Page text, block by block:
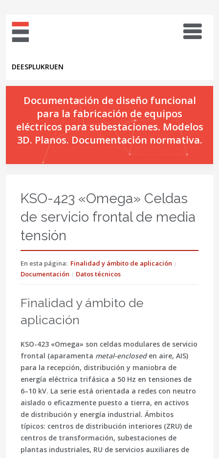
DEESPLUKRUEN
Documentación de diseño funcional
para la fabricación de equipos
eléctricos para subestaciones. Modelos
3D. Planos. Documentación normativa.
KSO-423 «Omega» Celdas
de servicio frontal de media
tensión
En esta página: Finalidad y ámbito de aplicación
Documentación
Datos técnicos
Finalidad y ámbito de
aplicación
KSO-423 «Omega» son celdas modulares de servicio
frontal (aparamenta metal-encloseden aire, AIS)
para la recepción, distribución y maniobra de
energía eléctrica trifásica a 50 Hz en tensiones de
6–10 kV. La serie está orientada a redes con neutro
aislado o eficazmente puesto a tierra, en activos
de distribución y energía industrial. Ámbitos
típicos: centros de distribución interiores (ZRU) de
centros de transformación, subestaciones de
plantas industriales, RU de servicios auxiliares de